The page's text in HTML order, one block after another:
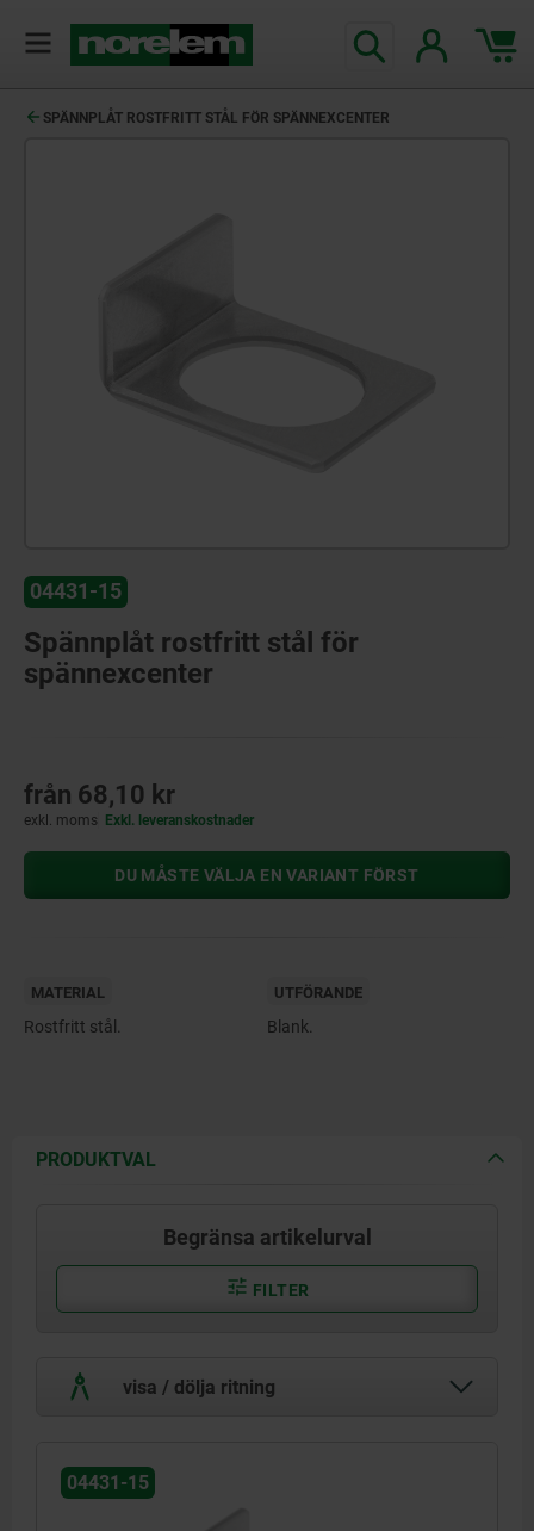
SPÄNNPLÅT ROSTFRITT STÅL FÖR SPÄNNEXCENTER
04431-15
Spännplåt rostfritt stål för
spännexcenter
från 68,10 kr
exkl. moms Exkl. leveranskostnader
DU MÅSTE VÄLJA EN VARIANT FÖRST
MATERIAL
Rostfritt stål.
UTFÖRANDE
Blank.
PRODUKTVAL
Begränsa artikelurval
FILTER
visa / dölja ritning
04431-15